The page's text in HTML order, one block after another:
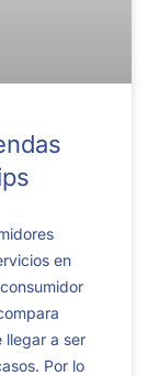
en
llegar a ser
Por lo